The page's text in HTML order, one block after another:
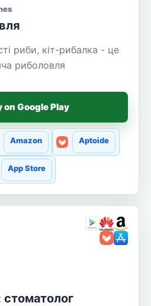
риби, кіт-рибалка - це
риболовля
on Google Play
Amazon Aptoide
App Store
стоматолог